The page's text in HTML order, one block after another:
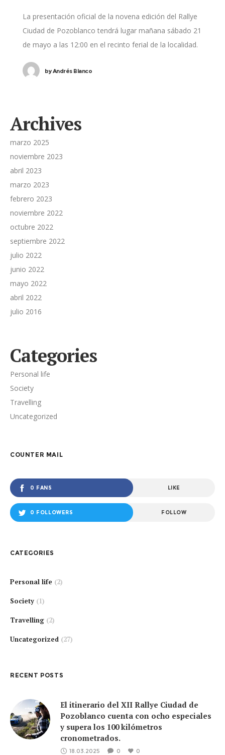
La presentación oficial de la novena edición del Rallye
Ciudad de Pozoblanco tendrá lugar mañana sábado 21
de mayo a las 12:00 en el recinto ferial de la localidad.
byAndrés Blanco
Archives
marzo 2025
noviembre 2023
abril 2023
marzo 2023
febrero 2023
noviembre 2022
octubre 2022
septiembre 2022
julio 2022
junio 2022
mayo 2022
abril 2022
julio 2016
Categories
Personal life
Society
Travelling
Uncategorized
COUNTER MAIL
0 FANS LIKE
0 FOLLOWERS FOLLOW
CATEGORIES
Personal life (2)
Society (1)
Travelling (2)
Uncategorized (27)
RECENT POSTS
El itinerario del XII Rallye Ciudad de
Pozoblanco cuenta con ocho especiales
y supera los 100 kilómetros
cronometrados.
18.03.2025 0 0